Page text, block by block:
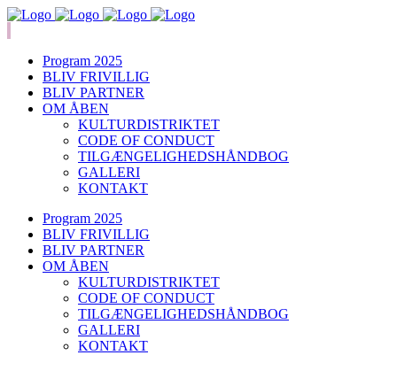
Program 2025
BLIV FRIVILLIG
BLIV PARTNER
OM ÅBEN
KULTURDISTRIKTET
CODE OF CONDUCT
TILGÆNGELIGHEDSHÅNDBOG
GALLERI
KONTAKT
Program 2025
BLIV FRIVILLIG
BLIV PARTNER
OM ÅBEN
KULTURDISTRIKTET
CODE OF CONDUCT
TILGÆNGELIGHEDSHÅNDBOG
GALLERI
KONTAKT